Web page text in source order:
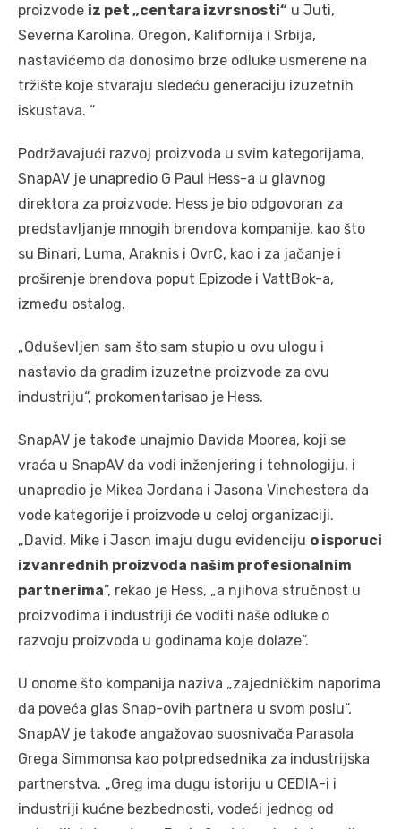
proizvode iz pet „centara izvrsnosti“ u Juti,
Severna Karolina, Oregon, Kalifornija i Srbija,
nastavićemo da donosimo brze odluke usmerene na
tržište koje stvaraju sledeću generaciju izuzetnih
iskustava. “
Podržavajući razvoj proizvoda u svim kategorijama,
SnapAV je unapredio G Paul Hess-a u glavnog
direktora za proizvode. Hess je bio odgovoran za
predstavljanje mnogih brendova kompanije, kao što
su Binari, Luma, Araknis i OvrC, kao i za jačanje i
proširenje brendova poput Epizode ​​i VattBok-a,
između ostalog.
„Oduševljen sam što sam stupio u ovu ulogu i
nastavio da gradim izuzetne proizvode za ovu
industriju“, prokomentarisao je Hess.
SnapAV je takođe unajmio Davida Moorea, koji se
vraća u SnapAV da vodi inženjering i tehnologiju, i
unapredio je Mikea Jordana i Jasona Vinchestera da
vode kategorije i proizvode u celoj organizaciji.
„David, Mike i Jason imaju dugu evidenciju o isporuci
izvanrednih proizvoda našim profesionalnim
partnerima“, rekao je Hess, „a njihova stručnost u
proizvodima i industriji će voditi naše odluke o
razvoju proizvoda u godinama koje dolaze“.
U onome što kompanija naziva „zajedničkim naporima
da poveća glas Snap-ovih partnera u svom poslu“,
SnapAV je takođe angažovao suosnivača Parasola
Grega Simmonsa kao potpredsednika za industrijska
partnerstva. „Greg ima dugu istoriju u CEDIA-i i
industriji kućne bezbednosti, vodeći jednog od